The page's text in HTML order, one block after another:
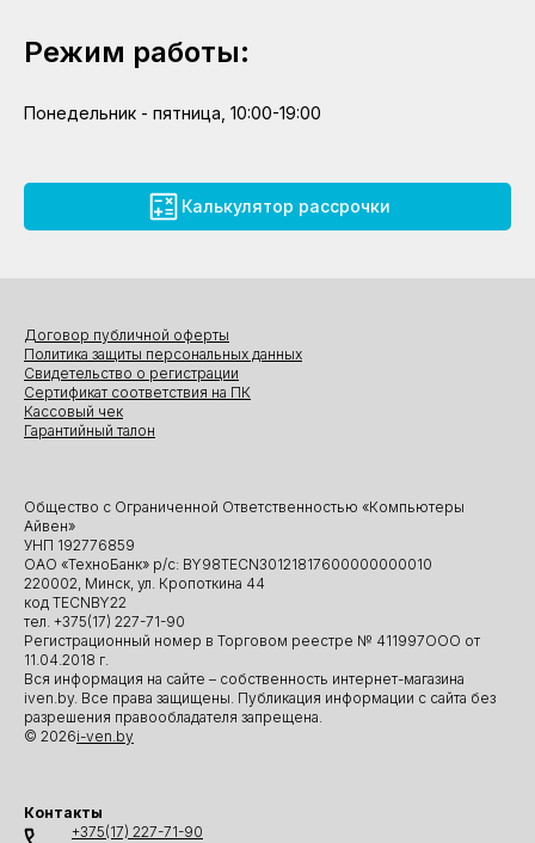
Режим работы:
Понедельник - пятница, 10:00-19:00
Калькулятор рассрочки
Общество с Ограниченной Ответственностью «Компьютеры
Айвен»
УНП 192776859
ОАО «ТехноБанк» р/с: BY98TECN30121817600000000010
220002, Минск, ул. Кропоткина 44
код TECNBY22
тел. +375(17) 227-71-90
Регистрационный номер в Торговом реестре № 411997ООО от
11.04.2018 г.
Вся информация на сайте – собственность интернет-магазина
iven.by. Все права защищены. Публикация информации с сайта без
разрешения правообладателя запрещена.
© 2026i-ven.by
Договор публичной оферты
Политика защиты персональных данных
Свидетельство о регистрации
Сертификат соответствия на ПК
Кассовый чек
Гарантийный талон
Контакты
+375(17) 227-71-90